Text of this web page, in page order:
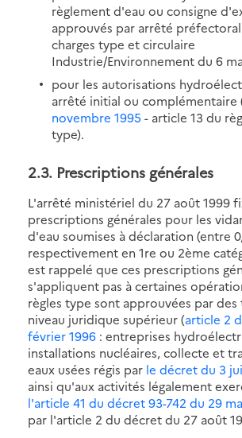
règlement d'eau ou consigne
approuvés par arrêté préfectoral
charges type et circulaire
Industrie/Environnement du 6
pour les autorisations
arrêté initial ou complémentaire
novembre 1995 - article 13 du
type).
2.3. Prescriptions générales
L'arrêté ministériel du 27 août 1999
prescriptions générales pour les
d'eau soumises à déclaration (entre
respectivement en 1re ou 2ème
est rappelé que ces prescriptions
s'appliquent pas à certaines
règles type sont approuvées par
niveau juridique supérieur (article 2
février 1996 : entreprises
installations nucléaires, collecte et
eaux usées régis par le décret du 3
ainsi qu'aux activités légalement
l'article 41 du décret 93-742 du 29
par l'article 2 du décret du 27 août